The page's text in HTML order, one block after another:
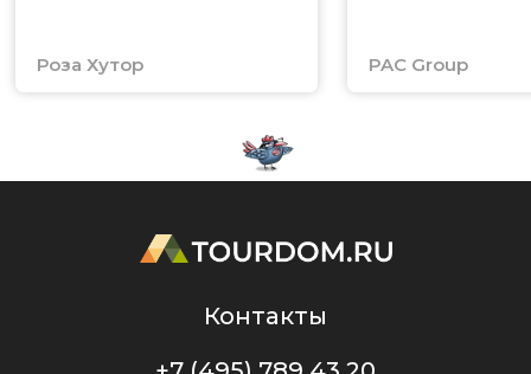
Роза Хутор PAC Group
Контакты